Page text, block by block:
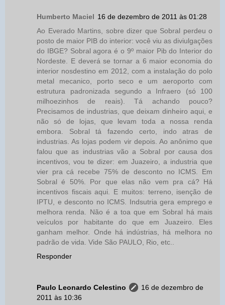
Humberto Maciel 16 de dezembro de 2011 às 01:28
Ao Everado Martins, sobre dizer que Sobral perdeu o
posto de maior PIB do interior: você viu as diviulgações
do IBGE? Sobral agora é o 9º maior Pib do Interior do
Nordeste. E deverá se tornar a 6 maior economia do
interior nosdestino em 2012, com a instalação do polo
metal mecanico, porto seco e um aeroporto com
estrutura padronizada segundo a Infraero (só 100
milhoezinhos de reais). Tá achando pouco?
Precisamos de industrias, que deixam dinheiro aqui, e
não só de lojas, que levam toda a nossa renda
embora. Sobral tá fazendo certo, indo atras de
industrias. As lojas podem vir depois. Ao anônimo que
falou que as industrias vão a Sobral por causa dos
incentivos, vou te dizer: em Juazeiro, a industria que
vier pra cá recebe 75% de desconto no ICMS. Em
Sobral é 50%. Por que elas não vem pra cá? Há
incentivos fiscais aqui. E muitos: terreno, isenção de
IPTU, e desconto no ICMS. Indsutria gera emprego e
melhora renda. Não é a toa que em Sobral há mais
veículos por habitante do que em Juazeiro. Eles
ganham melhor. Onde há indústrias, há melhora no
padrão de vida. Vide São PAULO, Rio, etc..
Responder
Paulo Leonardo Celestino
16 de dezembro de
2011 às 10:36